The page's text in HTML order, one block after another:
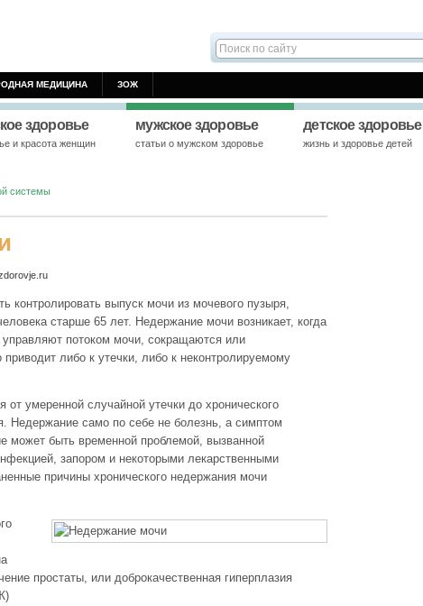
МЕДИЦИНА ЗОЖ
здоровье
и красота женщин
мужское здоровье
статьи о мужском здоровье
детское здоровье
жизнь и здоровье детей
системы
контролировать выпуск мочи из мочевого пузыря,
старше 65 лет. Недержание мочи возникает, когда
потоком мочи, сокращаются или
либо к утечки, либо к неконтролируемому
умеренной случайной утечки до хронического
Недержание само по себе не болезнь, а симптом
может быть временной проблемой, вызванной
запором и некоторыми лекарственными
причины хронического недержания мочи
простаты, или доброкачественная гиперплазия